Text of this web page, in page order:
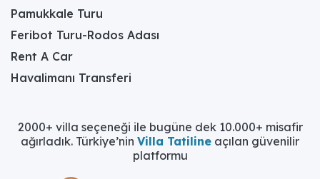
Pamukkale Turu
Feribot Turu-Rodos Adası
Rent A Car
Havalimanı Transferi
2000+ villa seçeneği ile bugüne dek 10.000+ misafir
ağırladık. Türkiye’nin Villa Tatiline açılan güvenilir
platformu